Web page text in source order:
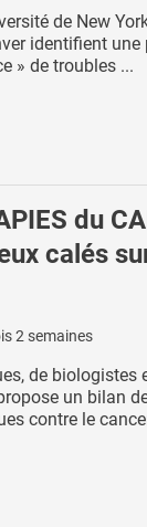
de New
identifient
» de troubles ...
du
calés
2 semaines
de biologistes
un bilan
contre le